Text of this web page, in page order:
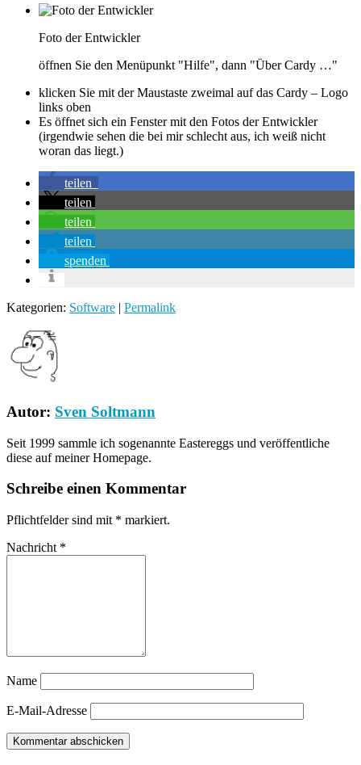
Foto der Entwickler
öffnen Sie den Menüpunkt "Hilfe", dann "Über Cardy …"
klicken Sie mit der Maustaste zweimal auf das Cardy – Logo
links oben
Es öffnet sich ein Fenster mit den Fotos der Entwickler
(irgendwie sehen die bei mir schlecht aus, ich weiß nicht
woran das liegt.)
teilen
teilen
teilen
teilen
spenden
Kategorien: Software | Permalink
Autor: Sven Soltmann
Seit 1999 sammle ich sogenannte Eastereggs und veröffentliche
diese auf meiner Homepage.
Schreibe einen Kommentar
Pflichtfelder sind mit * markiert.
Nachricht *
Name
E-Mail-Adresse